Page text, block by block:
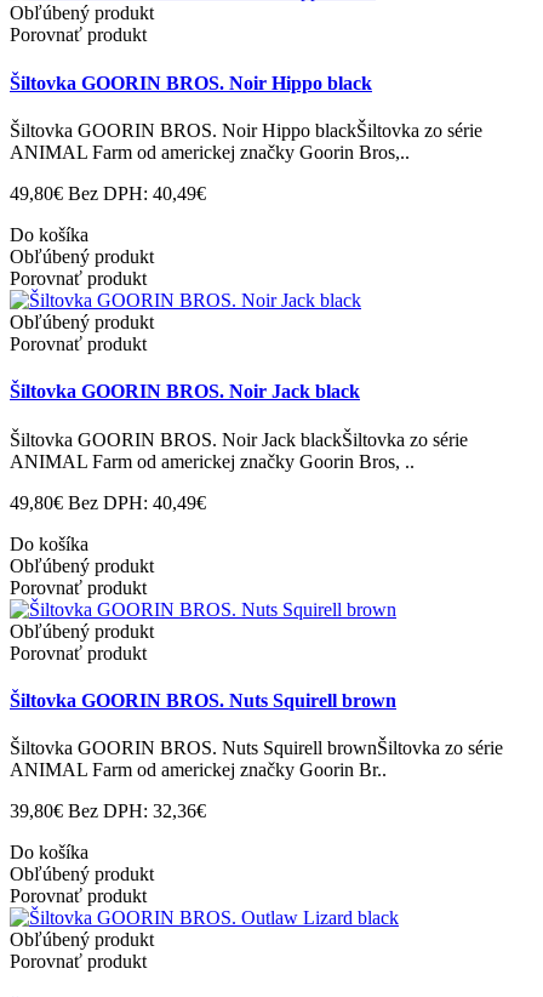
Obľúbený produkt
Porovnať produkt
Šiltovka GOORIN BROS. Noir Hippo black
Šiltovka GOORIN BROS. Noir Hippo blackŠiltovka zo série
ANIMAL Farm od americkej značky Goorin Bros,..
49,80€ Bez DPH: 40,49€
Do košíka
Obľúbený produkt
Porovnať produkt
Obľúbený produkt
Porovnať produkt
Šiltovka GOORIN BROS. Noir Jack black
Šiltovka GOORIN BROS. Noir Jack blackŠiltovka zo série
ANIMAL Farm od americkej značky Goorin Bros, ..
49,80€ Bez DPH: 40,49€
Do košíka
Obľúbený produkt
Porovnať produkt
Obľúbený produkt
Porovnať produkt
Šiltovka GOORIN BROS. Nuts Squirell brown
Šiltovka GOORIN BROS. Nuts Squirell brownŠiltovka zo série
ANIMAL Farm od americkej značky Goorin Br..
39,80€ Bez DPH: 32,36€
Do košíka
Obľúbený produkt
Porovnať produkt
Obľúbený produkt
Porovnať produkt